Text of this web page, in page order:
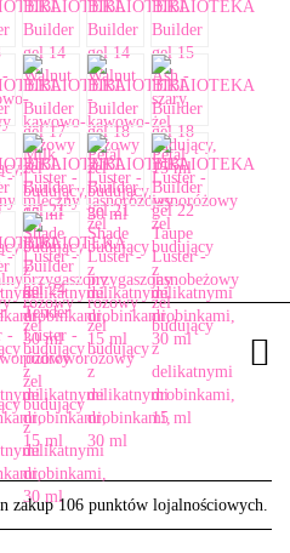
zakup 106 punktów lojalnościowych.